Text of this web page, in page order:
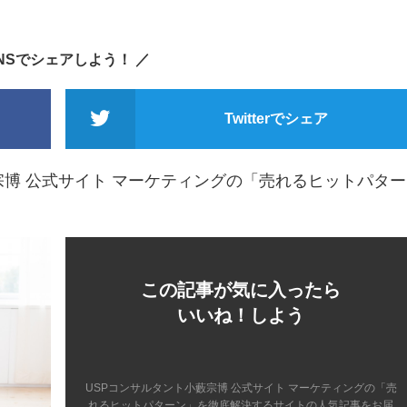
でシェアしよう！ ／
Twitterでシェア
公式サイト マーケティングの「売れるヒットパター
この記事が気に入ったら
いいね！しよう
USPコンサルタント小藪宗博 公式サイト マーケティングの「売